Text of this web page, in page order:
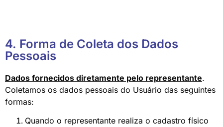
4. Forma de Coleta dos Dados
Pessoais
Dados fornecidos diretamente pelo representante.
Coletamos os dados pessoais do Usuário das seguintes
formas:
Quando o representante realiza o cadastro físico